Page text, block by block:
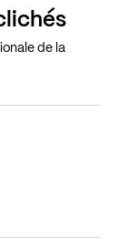
de la